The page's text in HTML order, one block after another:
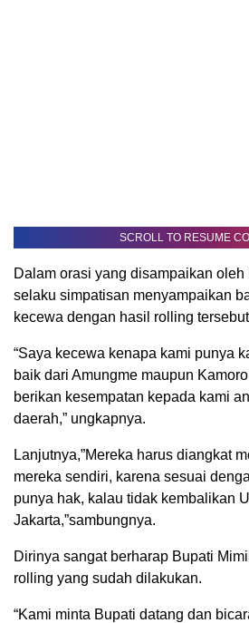
SCROLL TO RESUME
Dalam orasi yang disampaikan
selaku simpatisan menyampaikan
kecewa dengan hasil rolling
“Saya kecewa kenapa kami punya
baik dari Amungme maupun
berikan kesempatan kepada kami
daerah,” ungkapnya.
Lanjutnya,”Mereka harus diangkat
mereka sendiri, karena sesuai
punya hak, kalau tidak kembalikan
Jakarta,”sambungnya.
Dirinya sangat berharap Bupati
rolling yang sudah dilakukan.
“Kami minta Bupati datang dan